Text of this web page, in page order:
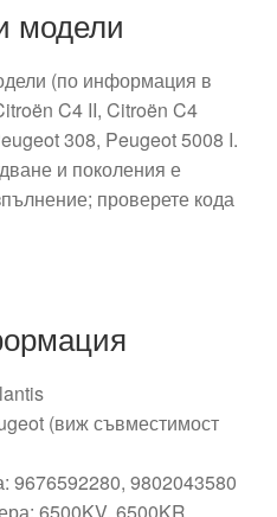
модели
(по информация в
C4 II, Citroën C4
308, Peugeot 5008 I.
и поколения е
проверете кода
(виж съвместимост
9676592280, 9802043580
6500KV, 6500KR